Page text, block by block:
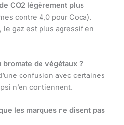
CO2 légèrement plus
contre 4,0 pour Coca).
le gaz est plus agressif en
de végétaux ?
confusion avec certaines
n’en contiennent.
les marques ne disent pas